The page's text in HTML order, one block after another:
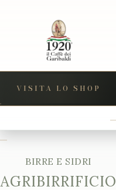
VISITA LO SHOP
BIRRE E SIDRI
AGRIBIRRIFICIO